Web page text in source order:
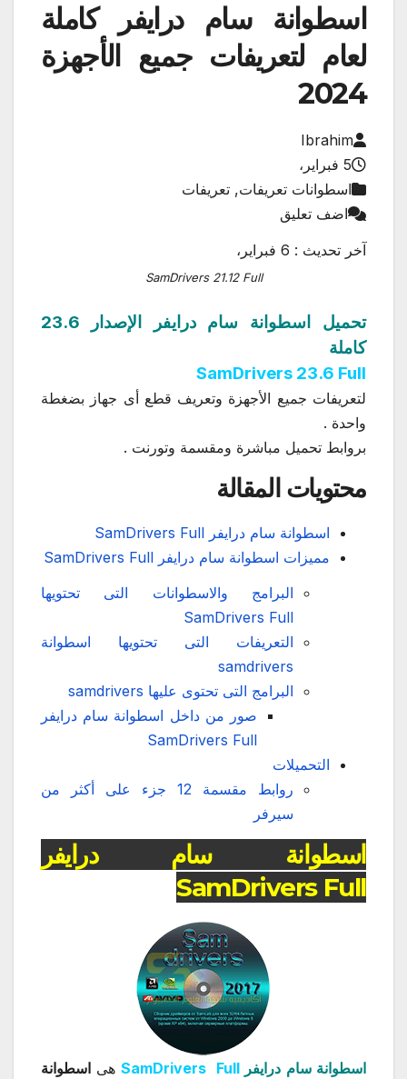
اسطوانة سام درايفر كاملة
لعام لتعريفات جميع الأجهزة
2024
Ibrahim
5 فبراير،
اسطوانات تعريفات, تعريفات
اضف تعليق
آخر تحديث : 6 فبراير،
SamDrivers 21.12 Full
تحميل اسطوانة سام درايفر الإصدار 23.6
كاملة
SamDrivers 23.6 Full
لتعريفات جميع الأجهزة وتعريف قطع أى جهاز بضغطة
واحدة .
بروابط تحميل مباشرة ومقسمة وتورنت .
محتويات المقالة
اسطوانة سام درايفر SamDrivers Full
مميزات اسطوانة سام درايفر SamDrivers Full
البرامج والاسطوانات التى تحتويها
SamDrivers Full
التعريفات التى تحتويها اسطوانة
samdrivers
البرامج التى تحتوى عليها samdrivers
صور من داخل اسطوانة سام درايفر
SamDrivers Full
التحميلات
روابط مقسمة 12 جزء على أكثر من
سيرفر
اسطوانة سام درايفر
SamDrivers Full
اسطوانة سام درايفر SamDrivers Full هى اسطوانة